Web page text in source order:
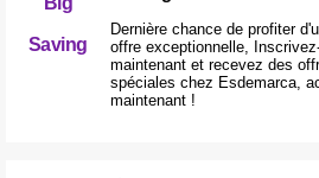
Saving
Dernière chance de profiter
offre exceptionnelle,
maintenant et recevez des
spéciales chez Esdemarca,
maintenant !